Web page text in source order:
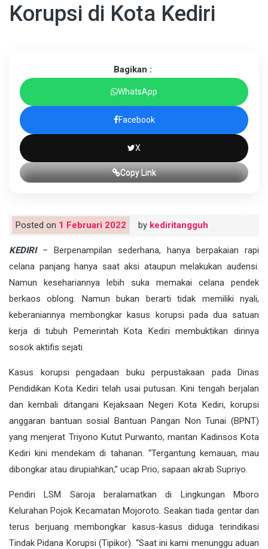
Korupsi di Kota Kediri
Bagikan :
WhatsApp
Facebook
X
Copy Link
Posted on 1 Februari 2022 by kediritangguh
KEDIRI– Berpenampilan sederhana, hanya berpakaian rapi
celana panjang hanya saat aksi ataupun melakukan audensi.
Namun kesehariannya lebih suka memakai celana pendek
berkaos oblong. Namun bukan berarti tidak memiliki nyali,
keberaniannya membongkar kasus korupsi pada dua satuan
kerja di tubuh Pemerintah Kota Kediri membuktikan dirinya
sosok aktifis sejati.
Kasus korupsi pengadaan buku perpustakaan pada Dinas
Pendidikan Kota Kediri telah usai putusan. Kini tengah berjalan
dan kembali ditangani Kejaksaan Negeri Kota Kediri, korupsi
anggaran bantuan sosial Bantuan Pangan Non Tunai (BPNT)
yang menjerat Triyono Kutut Purwanto, mantan Kadinsos Kota
Kediri kini mendekam di tahanan. “Tergantung kemauan, mau
dibongkar atau dirupiahkan,” ucap Prio, sapaan akrab Supriyo.
Pendiri LSM Saroja beralamatkan di Lingkungan Mboro
Kelurahan Pojok Kecamatan Mojoroto. Seakan tiada gentar dan
terus berjuang membongkar kasus-kasus diduga terindikasi
Tindak Pidana Korupsi (Tipikor). “Saat ini kami menunggu aduan